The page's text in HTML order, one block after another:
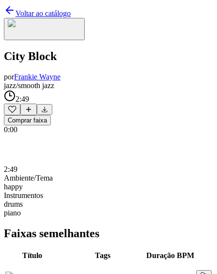
Voltar ao catálogo
City Block
porFrankie Wayne
jazz/smooth jazz
2:49
Comprar faixa
0:00
2:49
Ambiente/Tema
happy
Instrumentos
drums
piano
Faixas semelhantes
Título Tags Duração BPM